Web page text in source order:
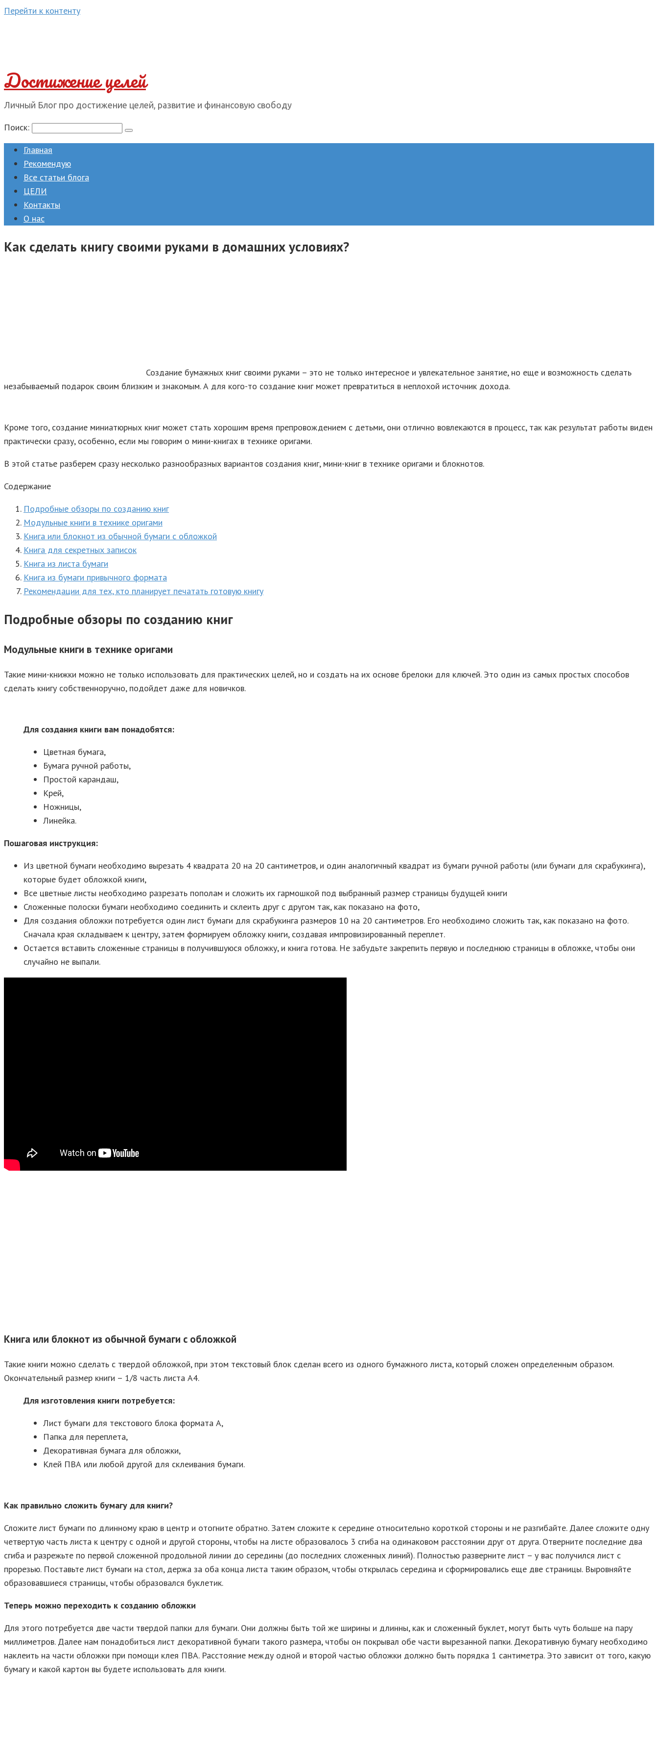
Перейти к контенту
Достижение целей
Личный Блог про достижение целей, развитие и финансовую свободу
Поиск:
Главная
Рекомендую
Все статьи блога
ЦЕЛИ
Контакты
О нас
Как сделать книгу своими руками в домашних условиях?
Создание бумажных книг своими руками – это не только интересное и увлекательное занятие, но еще и возможность сделать
незабываемый подарок своим близким и знакомым. А для кого-то создание книг может превратиться в неплохой источник дохода.
Кроме того, создание миниатюрных книг может стать хорошим время препровождением с детьми, они отлично вовлекаются в процесс, так как результат работы виден
практически сразу, особенно, если мы говорим о мини-книгах в технике оригами.
В этой статье разберем сразу несколько разнообразных вариантов создания книг, мини-книг в технике оригами и блокнотов.
Содержание
Подробные обзоры по созданию книг
Модульные книги в технике оригами
Книга или блокнот из обычной бумаги с обложкой
Книга для секретных записок
Книга из листа бумаги
Книга из бумаги привычного формата
Рекомендации для тех, кто планирует печатать готовую книгу
Подробные обзоры по созданию книг
Модульные книги в технике оригами
Такие мини-книжки можно не только использовать для практических целей, но и создать на их основе брелоки для ключей. Это один из самых простых способов
сделать книгу собственноручно, подойдет даже для новичков.
Для создания книги вам понадобятся:
Цветная бумага,
Бумага ручной работы,
Простой карандаш,
Крей,
Ножницы,
Линейка.
Пошаговая инструкция:
Из цветной бумаги необходимо вырезать 4 квадрата 20 на 20 сантиметров, и один аналогичный квадрат из бумаги ручной работы (или бумаги для скрабукинга),
которые будет обложкой книги,
Все цветные листы необходимо разрезать пополам и сложить их гармошкой под выбранный размер страницы будущей книги
Сложенные полоски бумаги необходимо соединить и склеить друг с другом так, как показано на фото,
Для создания обложки потребуется один лист бумаги для скрабукинга размеров 10 на 20 сантиметров. Его необходимо сложить так, как показано на фото.
Сначала края складываем к центру, затем формируем обложку книги, создавая импровизированный переплет.
Остается вставить сложенные страницы в получившуюся обложку, и книга готова. Не забудьте закрепить первую и последнюю страницы в обложке, чтобы они
случайно не выпали.
Книга или блокнот из обычной бумаги с обложкой
Такие книги можно сделать с твердой обложкой, при этом текстовый блок сделан всего из одного бумажного листа, который сложен определенным образом.
Окончательный размер книги – 1/8 часть листа А4.
Для изготовления книги потребуется:
Лист бумаги для текстового блока формата А,
Папка для переплета,
Декоративная бумага для обложки,
Клей ПВА или любой другой для склеивания бумаги.
Как правильно сложить бумагу для книги?
Сложите лист бумаги по длинному краю в центр и отогните обратно. Затем сложите к середине относительно короткой стороны и не разгибайте. Далее сложите одну
четвертую часть листа к центру с одной и другой стороны, чтобы на листе образовалось 3 сгиба на одинаковом расстоянии друг от друга. Отверните последние два
сгиба и разрежьте по первой сложенной продольной линии до середины (до последних сложенных линий). Полностью разверните лист – у вас получился лист с
прорезью. Поставьте лист бумаги на стол, держа за оба конца листа таким образом, чтобы открылась середина и сформировались еще две страницы. Выровняйте
образовавшиеся страницы, чтобы образовался буклетик.
Теперь можно переходить к созданию обложки
Для этого потребуется две части твердой папки для бумаги. Они должны быть той же ширины и длинны, как и сложенный буклет, могут быть чуть больше на пару
миллиметров. Далее нам понадобиться лист декоративной бумаги такого размера, чтобы он покрывал обе части вырезанной папки. Декоративную бумагу необходимо
наклеить на части обложки при помощи клея ПВА. Расстояние между одной и второй частью обложки должно быть порядка 1 сантиметра. Это зависит от того, какую
бумагу и какой картон вы будете использовать для книги.